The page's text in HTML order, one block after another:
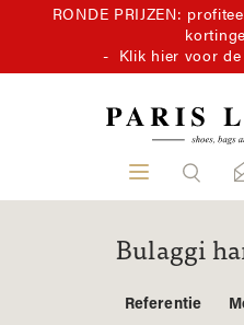
RONDE PRIJZEN:
- Klik hier voor
Bulaggi
Referentie